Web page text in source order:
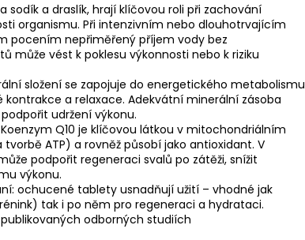
sodík a draslík, hrají klíčovou roli při zachování
organismu. Při intenzivním nebo dlouhotrvajícím
pocením nepřiměřený příjem vody bez
může vést k poklesu výkonnosti nebo k riziku
složení se zapojuje do energetického metabolismu
a relaxace. Adekvátní minerální zásoba
udržení výkonu.
Q10 je klíčovou látkou v mitochondriálním
ATP) a rovněž působí jako antioxidant. V
podpořit regeneraci svalů po zátěži, snížit
výkonu.
ochucené tablety usnadňují užití – vhodné jak
tak i po něm pro regeneraci a hydrataci.
odborných studiích